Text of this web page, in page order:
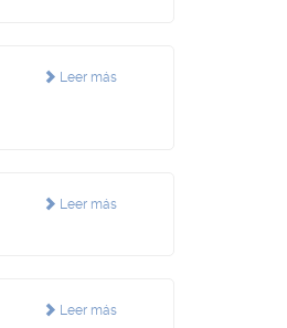
Leer más
Leer más
Leer más